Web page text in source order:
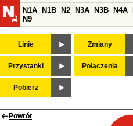
N1A
N1B N2 N3A N3B N4A
N9
Linie Zmiany
Przystanki Połączenia
Pobierz
Powrót